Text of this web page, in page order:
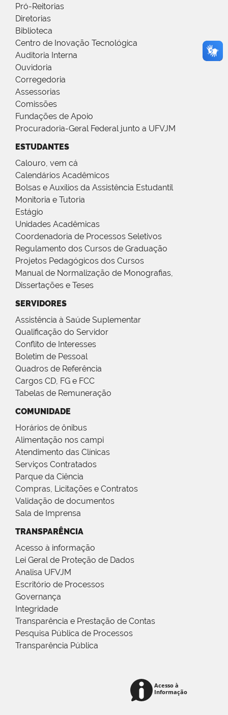
Pró-Reitorias
Diretorias
Biblioteca
Centro de Inovação Tecnológica
Auditoria Interna
Ouvidoria
Corregedoria
Assessorias
Comissões
Fundações de Apoio
Procuradoria-Geral Federal junto a UFVJM
ESTUDANTES
Calouro, vem cá
Calendários Acadêmicos
Bolsas e Auxílios da Assistência Estudantil
Monitoria e Tutoria
Estágio
Unidades Acadêmicas
Coordenadoria de Processos Seletivos
Regulamento dos Cursos de Graduação
Projetos Pedagógicos dos Cursos
Manual de Normalização de Monografias,
Dissertações e Teses
SERVIDORES
Assistência à Saúde Suplementar
Qualificação do Servidor
Conflito de Interesses
Boletim de Pessoal
Quadros de Referência
Cargos CD, FG e FCC
Tabelas de Remuneração
COMUNIDADE
Horários de ônibus
Alimentação nos campi
Atendimento das Clínicas
Serviços Contratados
Parque da Ciência
Compras, Licitações e Contratos
Validação de documentos
Sala de Imprensa
TRANSPARÊNCIA
Acesso à informação
Lei Geral de Proteção de Dados
Analisa UFVJM
Escritório de Processos
Governança
Integridade
Transparência e Prestação de Contas
Pesquisa Pública de Processos
Transparência Pública